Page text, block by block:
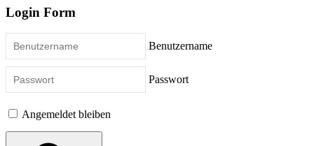
Login Form
Benutzername
Passwort
Angemeldet bleiben